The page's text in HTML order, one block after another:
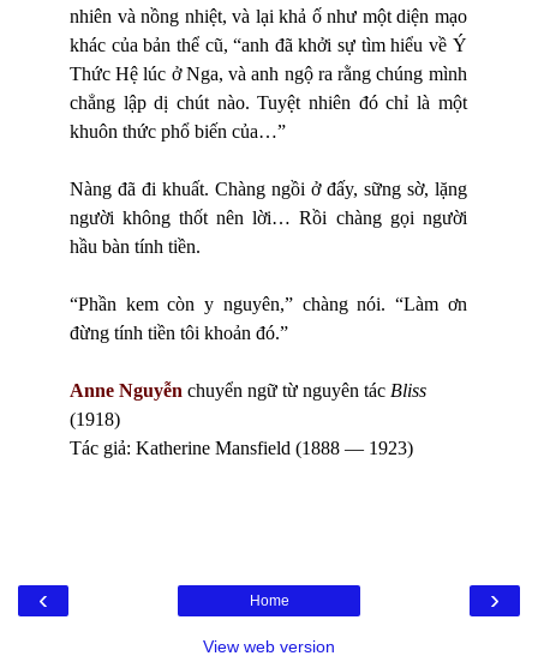
nhiên và nồng nhiệt, và lại khả ố như một diện mạo
khác của bản thể cũ, “anh đã khởi sự tìm hiểu về Ý
Thức Hệ lúc ở Nga, và anh ngộ ra rằng chúng mình
chẳng lập dị chút nào. Tuyệt nhiên đó chỉ là một
khuôn thức phổ biến của…”
Nàng đã đi khuất. Chàng ngồi ở đấy, sững sờ, lặng
người không thốt nên lời… Rồi chàng gọi người
hầu bàn tính tiền.
“Phần kem còn y nguyên,” chàng nói. “Làm ơn
đừng tính tiền tôi khoản đó.”
Anne Nguyễn chuyển ngữ từ nguyên tác Bliss
(1918)
Tác giả: Katherine Mansfield (1888 — 1923)
‹ ›
Home
View web version